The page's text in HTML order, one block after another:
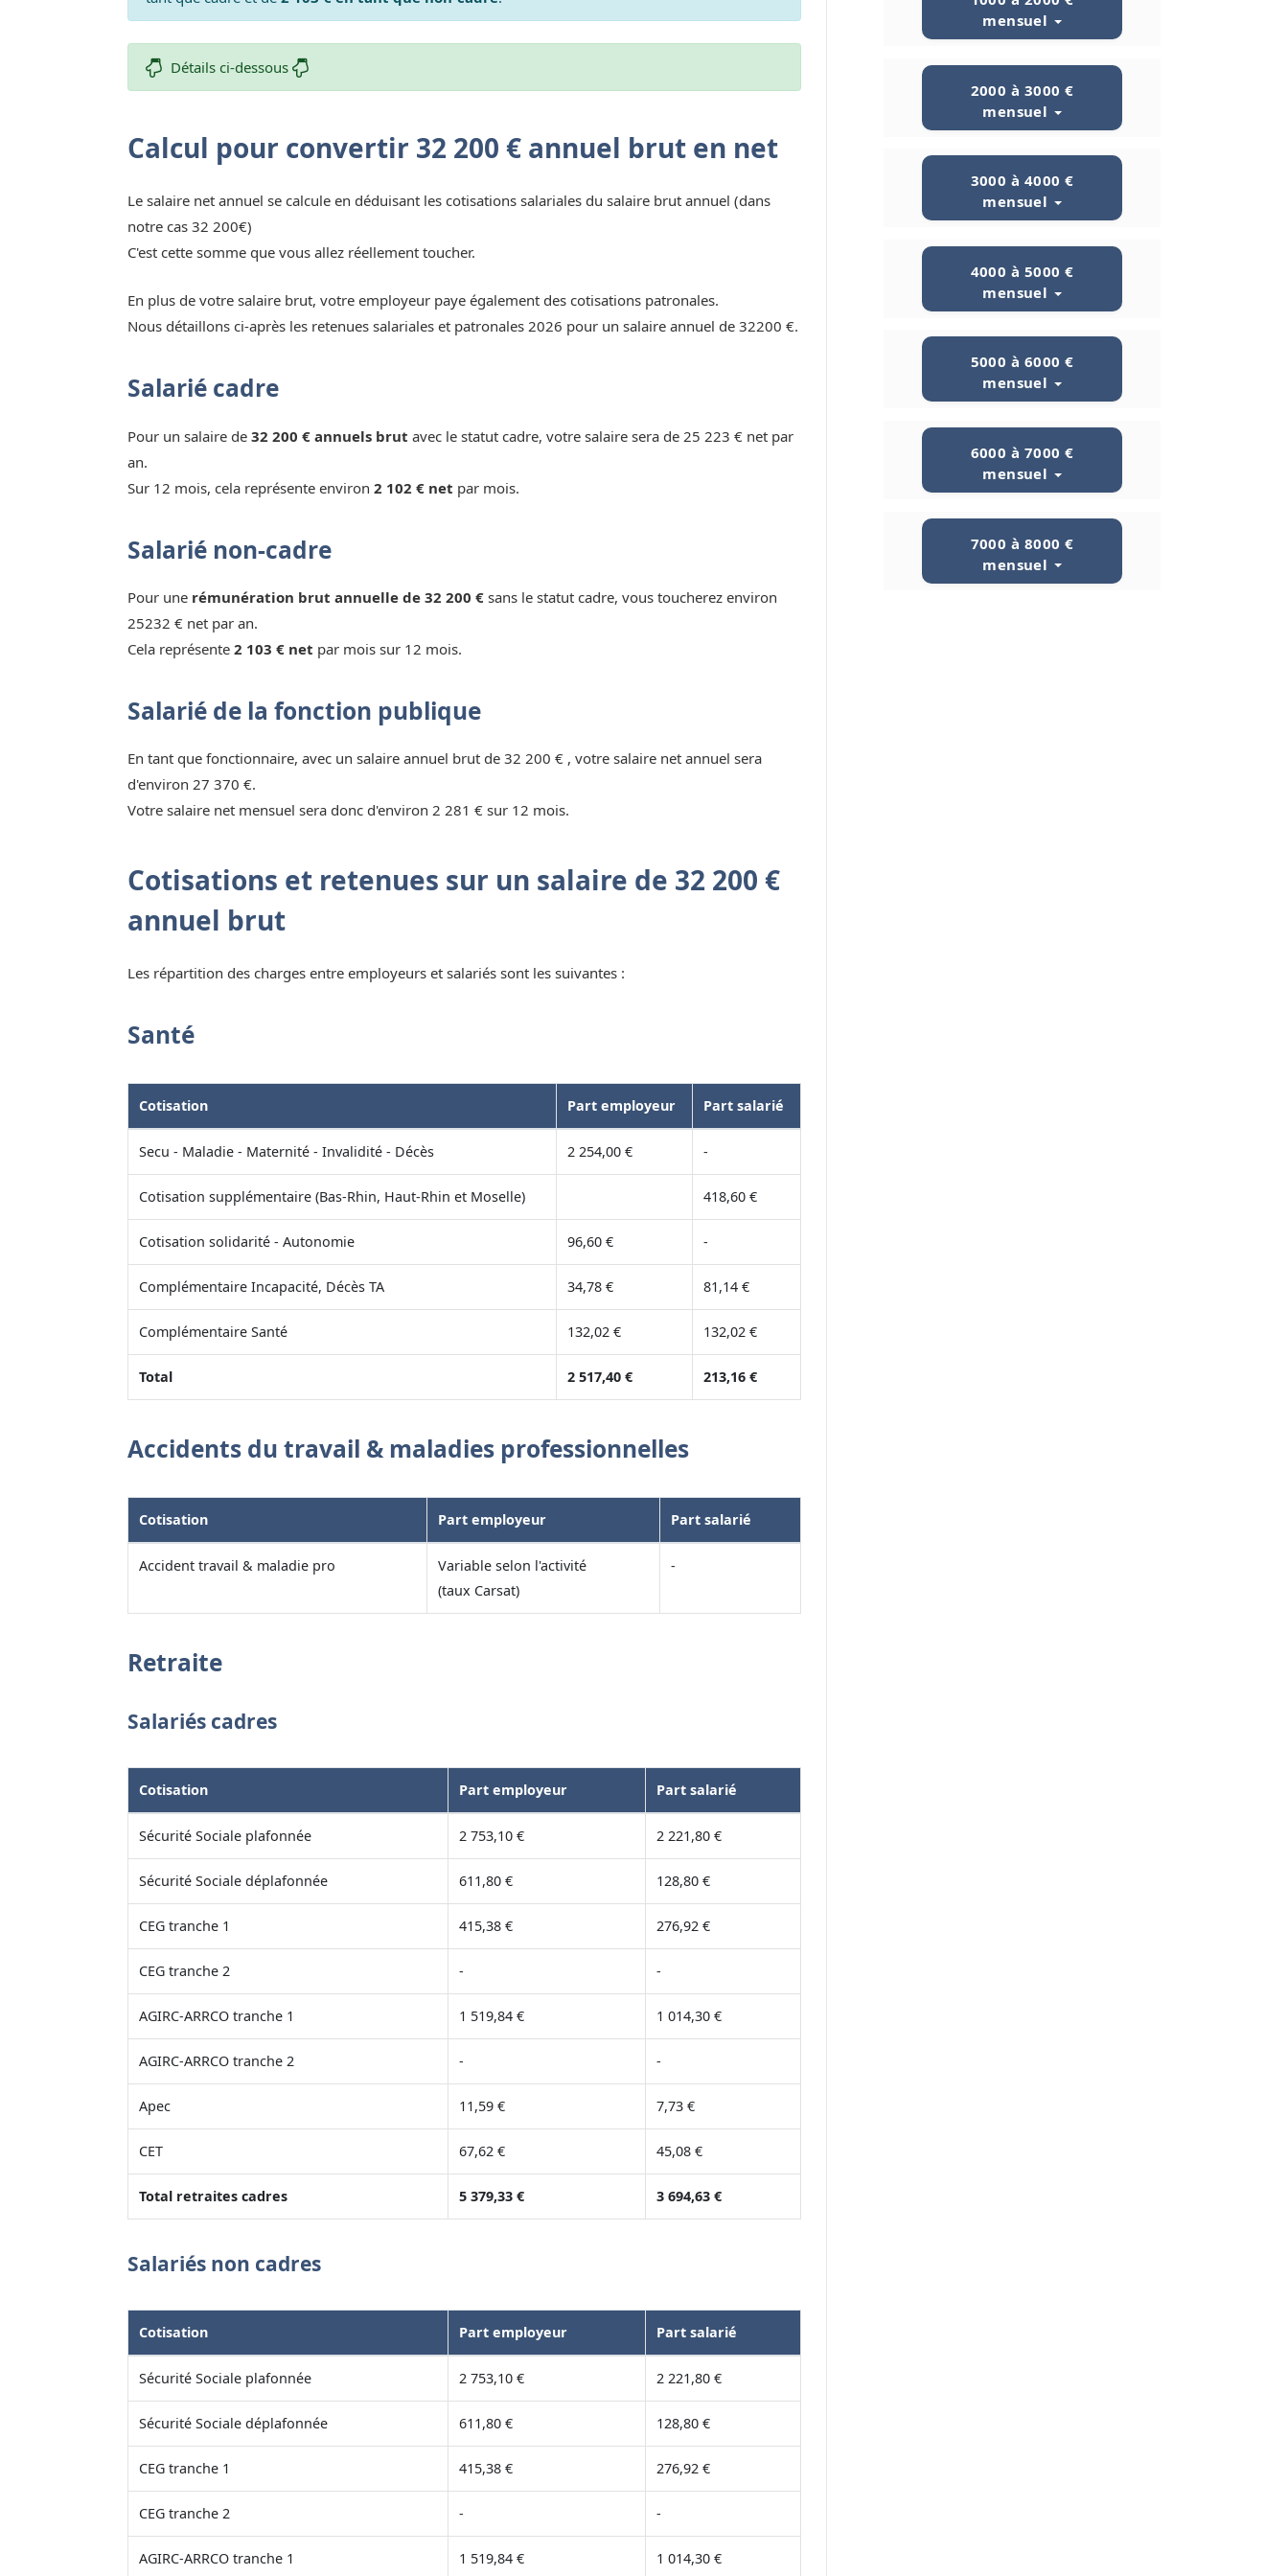
Détails ci-dessous
Calcul pour convertir 32 200 € annuel brut en net
Le salaire net annuel se calcule en déduisant les cotisations salariales du salaire brut annuel (dans
notre cas 32 200€)
C'est cette somme que vous allez réellement toucher.
En plus de votre salaire brut, votre employeur paye également des cotisations patronales.
Nous détaillons ci-après les retenues salariales et patronales 2026 pour un salaire annuel de 32200 €.
Salarié cadre
Pour un salaire de 32 200 € annuels brut avec le statut cadre, votre salaire sera de 25 223 € net par
an.
Sur 12 mois, cela représente environ 2 102 € net par mois.
Salarié non-cadre
Pour une rémunération brut annuelle de 32 200 € sans le statut cadre, vous toucherez environ
25232 € net par an.
Cela représente 2 103 € net par mois sur 12 mois.
Salarié de la fonction publique
En tant que fonctionnaire, avec un salaire annuel brut de 32 200 € , votre salaire net annuel sera
d'environ 27 370 €.
Votre salaire net mensuel sera donc d'environ 2 281 € sur 12 mois.
Cotisations et retenues sur un salaire de 32 200 €
annuel brut
Les répartition des charges entre employeurs et salariés sont les suivantes :
Santé
Cotisation Part employeur Part salarié
Secu - Maladie - Maternité - Invalidité - Décès 2 254,00 € -
Cotisation supplémentaire (Bas-Rhin, Haut-Rhin et Moselle) 418,60 €
Cotisation solidarité - Autonomie 96,60 € -
Complémentaire Incapacité, Décès TA 34,78 € 81,14 €
Complémentaire Santé 132,02 € 132,02 €
Total 2 517,40 € 213,16 €
Accidents du travail & maladies professionnelles
Cotisation Part employeur Part salarié
Accident travail & maladie pro
Variable selon l'activité
(taux Carsat)
-
Retraite
Salariés cadres
Cotisation Part employeur Part salarié
Sécurité Sociale plafonnée 2 753,10 € 2 221,80 €
Sécurité Sociale déplafonnée 611,80 € 128,80 €
CEG tranche 1 415,38 € 276,92 €
CEG tranche 2 - -
AGIRC-ARRCO tranche 1 1 519,84 € 1 014,30 €
AGIRC-ARRCO tranche 2 - -
Apec 11,59 € 7,73 €
CET 67,62 € 45,08 €
Total retraites cadres 5 379,33 € 3 694,63 €
Salariés non cadres
Cotisation Part employeur Part salarié
Sécurité Sociale plafonnée 2 753,10 € 2 221,80 €
Sécurité Sociale déplafonnée 611,80 € 128,80 €
CEG tranche 1 415,38 € 276,92 €
CEG tranche 2 - -
AGIRC-ARRCO tranche 1 1 519,84 € 1 014,30 €
mensuel
2000 à 3000 €
mensuel
3000 à 4000 €
mensuel
4000 à 5000 €
mensuel
5000 à 6000 €
mensuel
6000 à 7000 €
mensuel
7000 à 8000 €
mensuel